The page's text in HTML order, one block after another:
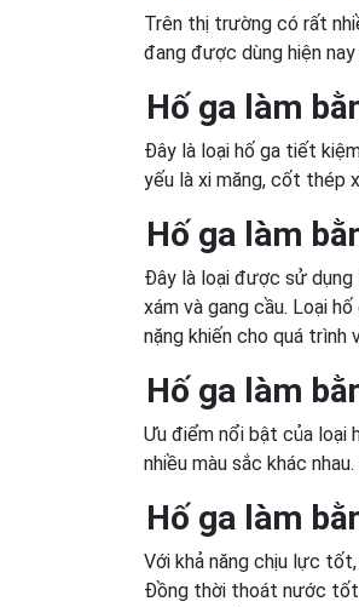
Trên thị trường có rất
đang được dùng hiện nay
Hố ga làm
Đây là loại hố ga tiết
yếu là xi măng, cốt thép
Hố ga làm
Đây là loại được sử dụng
xám và gang cầu. Loại
nặng khiến cho quá trình
Hố ga làm
Ưu điểm nổi bật của loại
nhiều màu sắc khác
Hố ga làm
Với khả năng chịu lực
Đồng thời thoát nước tốt